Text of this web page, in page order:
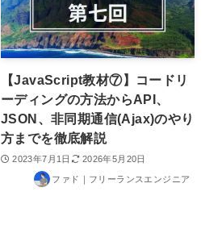
【JavaScript教材⑦】コードリ
ーディングの方法からAPI、
JSON、非同期通信(Ajax)のやり
方までを徹底解説
2023年7月1日 2026年5月20日
ファド｜フリーランスエンジニア